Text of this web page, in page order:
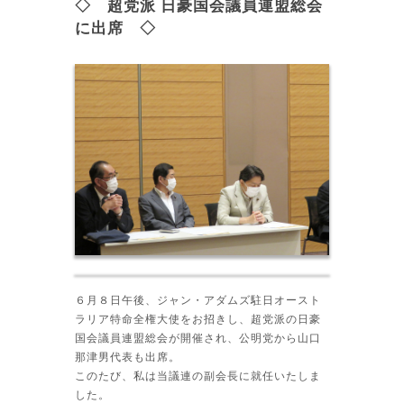
◇ 超党派 日豪国会議員連盟総会
に出席 ◇
６月８日午後、ジャン・アダムズ駐日オースト
ラリア特命全権大使をお招きし、超党派の日豪
国会議員連盟総会が開催され、公明党から山口
那津男代表も出席。
このたび、私は当議連の副会長に就任いたしま
した。